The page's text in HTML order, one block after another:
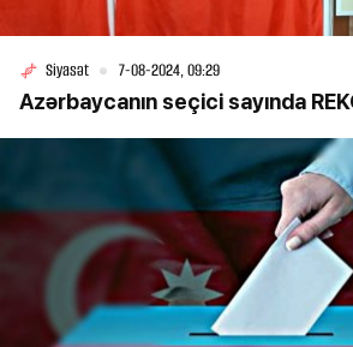
Siyasət 7-08-2024, 09:29
Azərbaycanın seçici sayında